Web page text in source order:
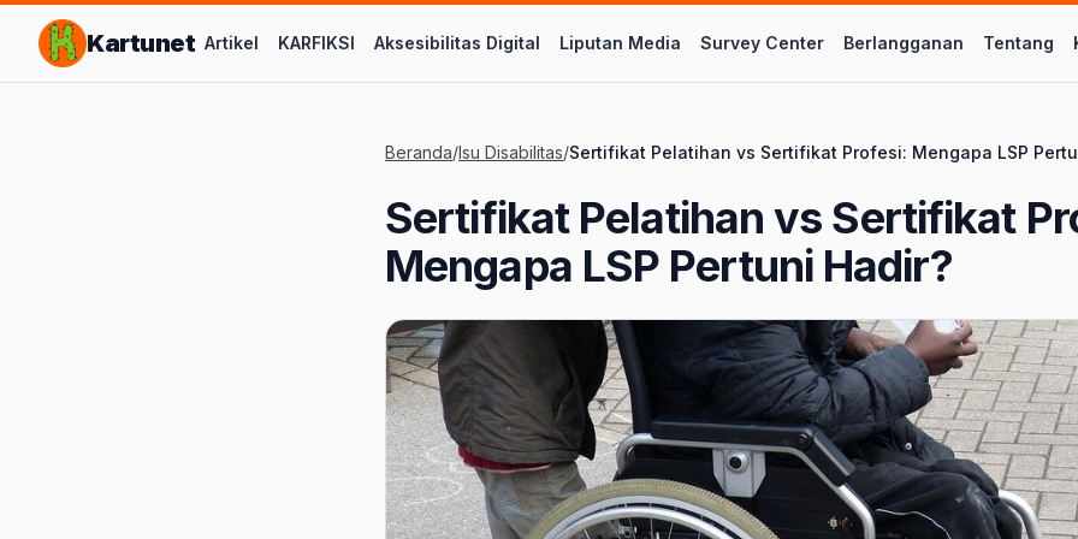
Lompat ke Konten Utama
Kartunet Artikel KARFIKSI Aksesibilitas Digital Liputan Media Survey Center Berlangganan Tentang
Beranda/Isu Disabilitas/Sertifikat Pelatihan vs Sertifikat Profesi: Mengapa LSP
Sertifikat Pelatihan vs Sertifikat
Mengapa LSP Pertuni Hadir?